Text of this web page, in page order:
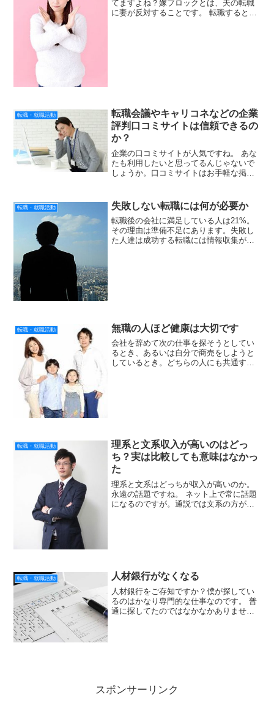
てますよね？嫁ブロックとは、夫の転職
に妻が反対することです。 転職するとほ
転職・就職活動
転職会議やキャリコネなどの企業
評判口コミサイトは信頼できるの
か？
企業の口コミサイトが人気ですね。 あな
たも利用したいと思ってるんじゃないで
しょうか。口コミサイトはお手軽な掲示
コミサイトの情報は正しいのか？」って
疑問に思いませんか？ ...
転職・就職活動 失敗しない転職には何が必要か
転職後の会社に満足している人は21%。
その理由は準備不足にあります。失敗し
た人達は成功する転職には情報収集が大
転職・就職活動 無職の人ほど健康は大切です
会社を辞めて次の仕事を探そうとしてい
るとき、あるいは自分で商売をしようと
しているとき。どちらの人にも共通する
転職・就職活動
理系と文系収入が高いのはどっ
ち？実は比較しても意味はなかっ
た
理系と文系はどっちが収入が高いのか。
永遠の話題ですね。 ネット上で常に話題
になるのですが。通説では文系の方が高
転職・就職活動 人材銀行がなくなる
人材銀行をご存知ですか？僕が探してい
るのはかなり専門的な仕事なのです。 普
通に探してたのではなかなかありませ
スポンサーリンク